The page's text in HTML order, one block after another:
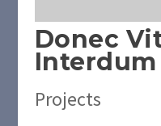
Donec
Interdum
Projects